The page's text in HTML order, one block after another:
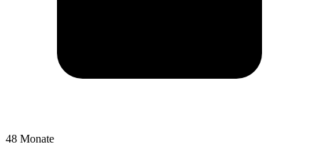
48 Monate